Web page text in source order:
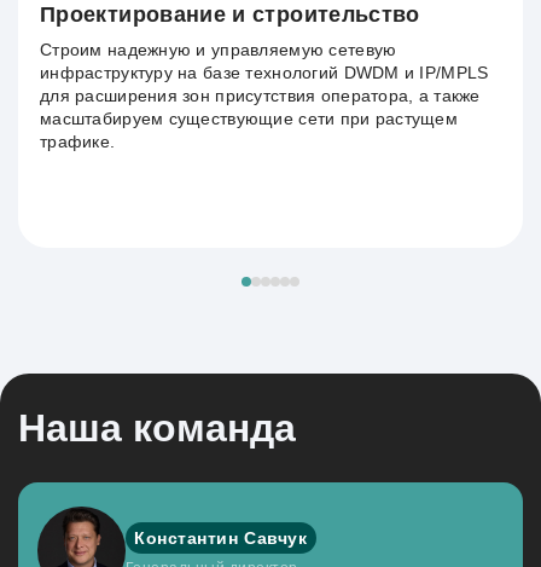
Проектирование и строительство
Строим надежную и управляемую сетевую
инфраструктуру на базе технологий DWDM и IP/MPLS
для расширения зон присутствия оператора, а также
масштабируем существующие сети при растущем
трафике.
Наша команда
Константин Савчук